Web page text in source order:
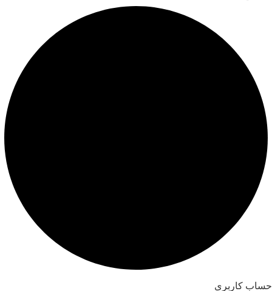
حساب کاربری